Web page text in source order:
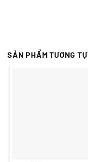
SẢN PHẨM TƯƠNG TỰ